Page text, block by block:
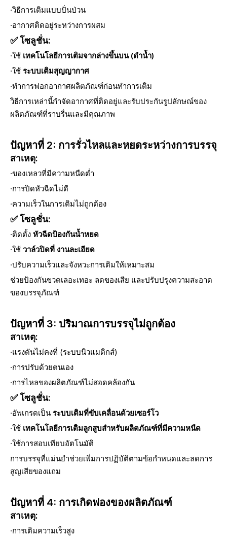
·วิธีการเติมแบบปั่นป่วน
·อากาศติดอยู่ระหว่างการผสม
✅ โซลูชั่น:
·ใช้ เทคโนโลยีการเติมจากล่างขึ้นบน (ดำน้ำ)
·ใช้ ระบบเติมสุญญากาศ
·ทำการฟอกอากาศผลิตภัณฑ์ก่อนทำการเติม
วิธีการเหล่านี้กำจัดอากาศที่ติดอยู่และรับประกันรูปลักษณ์ของ
ผลิตภัณฑ์ที่ราบรื่นและมีคุณภาพ
ปัญหาที่ 2: การรั่วไหลและหยดระหว่างการบรรจุ
สาเหตุ:
·ของเหลวที่มีความหนืดต่ำ
·การปิดหัวฉีดไม่ดี
·ความเร็วในการเติมไม่ถูกต้อง
✅ โซลูชั่น:
·ติดตั้ง หัวฉีดป้องกันน้ำหยด
·ใช้ วาล์วปิดที่ งานละเอียด
·ปรับความเร็วและจังหวะการเติมให้เหมาะสม
ช่วยป้องกันขวดเลอะเทอะ ลดของเสีย และปรับปรุงความสะอาด
ของบรรจุภัณฑ์
ปัญหาที่ 3: ปริมาณการบรรจุไม่ถูกต้อง
สาเหตุ:
·แรงดันไม่คงที่ (ระบบนิวแมติกส์)
·การปรับด้วยตนเอง
·การไหลของผลิตภัณฑ์ไม่สอดคล้องกัน
✅ โซลูชั่น:
·อัพเกรดเป็น ระบบเติมที่ขับเคลื่อนด้วยเซอร์โว
·ใช้ เทคโนโลยีการเติมลูกสูบสำหรับผลิตภัณฑ์ที่มีความหนืด
·ใช้การสอบเทียบอัตโนมัติ
การบรรจุที่แม่นยำช่วยเพิ่มการปฏิบัติตามข้อกำหนดและลดการ
สูญเสียของแถม
ปัญหาที่ 4: การเกิดฟองของผลิตภัณฑ์
สาเหตุ:
·การเติมความเร็วสูง